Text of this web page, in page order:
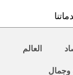
العالم